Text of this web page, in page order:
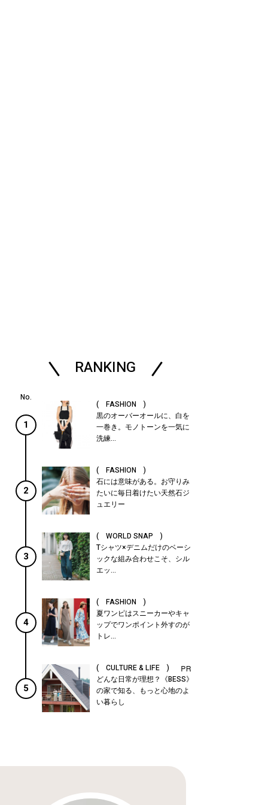
RANKING
1
( FASHION )
黒のオーバーオールに、白を
一巻き。モノトーンを一気に
洗練...
2
( FASHION )
石には意味がある。お守りみ
たいに毎日着けたい天然石ジ
ュエリー
3
( WORLD SNAP )
Tシャツ×デニムだけのベーシ
ックな組み合わせこそ、シル
エッ...
4
( FASHION )
夏ワンピはスニーカーやキャ
ップでワンポイント外すのが
トレ...
5
( CULTURE & LIFE )
どんな日常が理想？《BESS》
の家で知る、もっと心地のよ
い暮らし